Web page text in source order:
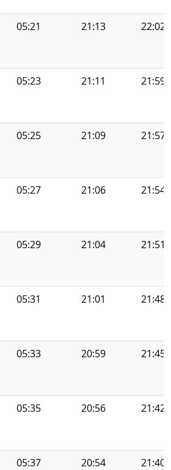
05:21 21:13 22:02
05:23 21:11 21:59
05:25 21:09 21:57
05:27 21:06 21:54
05:29 21:04 21:51
05:31 21:01 21:48
05:33 20:59 21:45
05:35 20:56 21:42
05:37 20:54 21:40